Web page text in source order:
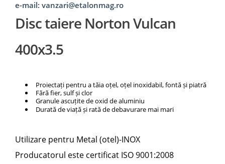
e-mail: vanzari@etalonmag.ro
Disc taiere Norton Vulcan
400x3.5
Proiectați pentru a tăia oțel, oțel inoxidabil, fontă și piatră
Fără fier, sulf și clor
Granule ascuțite de oxid de aluminiu
Durată de viață și rată de debavurare mai mari
Utilizare pentru Metal (otel)-INOX
Producatorul este certificat ISO 9001:2008